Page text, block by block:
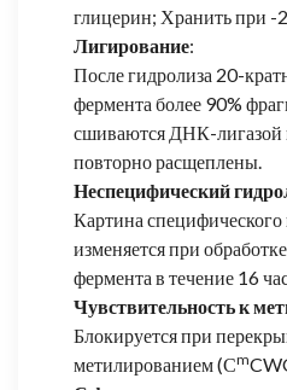
глицерин; Хранить при -
Лигирование:
После гидролиза 20-
фермента более 90%
сшиваются ДНК-лигазой
повторно расщеплены.
Неспецифический
Картина специфического
изменяется при
фермента в течение 16
Чувствительность к
Блокируется при
метилированием (Сm